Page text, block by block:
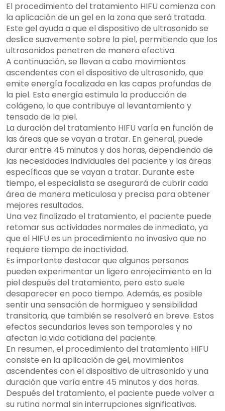
El procedimiento del tratamiento HIFU comienza con
la aplicación de un gel en la zona que será tratada.
Este gel ayuda a que el dispositivo de ultrasonido se
deslice suavemente sobre la piel, permitiendo que los
ultrasonidos penetren de manera efectiva.
A continuación, se llevan a cabo movimientos
ascendentes con el dispositivo de ultrasonido, que
emite energía focalizada en las capas profundas de
la piel. Esta energía estimula la producción de
colágeno, lo que contribuye al levantamiento y
tensado de la piel.
La duración del tratamiento HIFU varía en función de
las áreas que se vayan a tratar. En general, puede
durar entre 45 minutos y dos horas, dependiendo de
las necesidades individuales del paciente y las áreas
específicas que se vayan a tratar. Durante este
tiempo, el especialista se asegurará de cubrir cada
área de manera meticulosa y precisa para obtener
mejores resultados.
Una vez finalizado el tratamiento, el paciente puede
retomar sus actividades normales de inmediato, ya
que el HIFU es un procedimiento no invasivo que no
requiere tiempo de inactividad.
Es importante destacar que algunas personas
pueden experimentar un ligero enrojecimiento en la
piel después del tratamiento, pero esto suele
desaparecer en poco tiempo. Además, es posible
sentir una sensación de hormigueo y sensibilidad
transitoria, que también se resolverá en breve. Estos
efectos secundarios leves son temporales y no
afectan la vida cotidiana del paciente.
En resumen, el procedimiento del tratamiento HIFU
consiste en la aplicación de gel, movimientos
ascendentes con el dispositivo de ultrasonido y una
duración que varía entre 45 minutos y dos horas.
Después del tratamiento, el paciente puede volver a
su rutina normal sin interrupciones significativas.